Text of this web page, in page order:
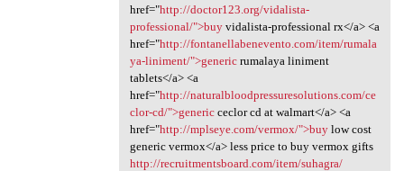
href="http://doctor123.org/vidalista-
professional/">buyvidalista-professional rx</a> <a
href="http://fontanellabenevento.com/item/rumala
ya-liniment/">genericrumalaya liniment
tablets</a> <a
href="http://naturalbloodpressuresolutions.com/ce
clor-cd/">genericceclor cd at walmart</a> <a
href="http://mplseye.com/vermox/">buylow cost
generic vermox</a> less price to buy vermox gifts
http://recruitmentsboard.com/item/suhagra/